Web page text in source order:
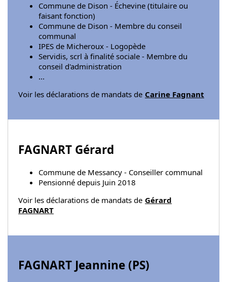
Commune de Dison - Échevine (titulaire ou
faisant fonction)
Commune de Dison - Membre du conseil
communal
IPES de Micheroux - Logopède
Servidis, scrl à finalité sociale - Membre du
conseil d'administration
...
Voir les déclarations de mandats de Carine Fagnant
FAGNART Gérard
Commune de Messancy - Conseiller communal
Pensionné depuis Juin 2018
Voir les déclarations de mandats de Gérard
FAGNART
FAGNART Jeannine (PS)